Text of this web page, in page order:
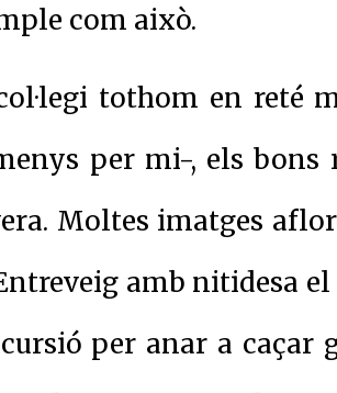
com això.
tothom en reté
per mi-, els bons
Moltes imatges
amb nitidesa
per anar a